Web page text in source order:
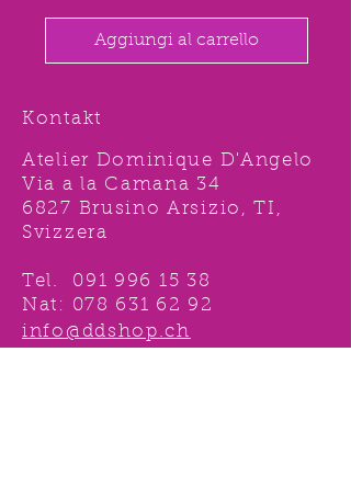
Aggiungi al carrello
Kontakt
Atelier Dominique D'Angelo
Via a la Camana 34
6827 Brusino Arsizio, TI,
Svizzera
Tel. 091 996 15 38
Nat: 078 631 62 92
info@ddshop.ch